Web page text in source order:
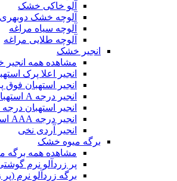
آلو خاکی خشک
آلوچه خشک دوبهری
آلوچه سیاه مراغه
آلوچه طلایی مراغه
انجیر خشک
مشاهده همه
انجیر اعلا پرک
انجیر استهبان فوق
انجیر درجه A استهبان
انجیر استهبان درجه AA
انجیر درجه AAA استهبان
انجیر آردی نخی
برگه میوه خشک
مشاهده همه برگه
پر زردآلو نرم
برگه زردآلو نرم (پر